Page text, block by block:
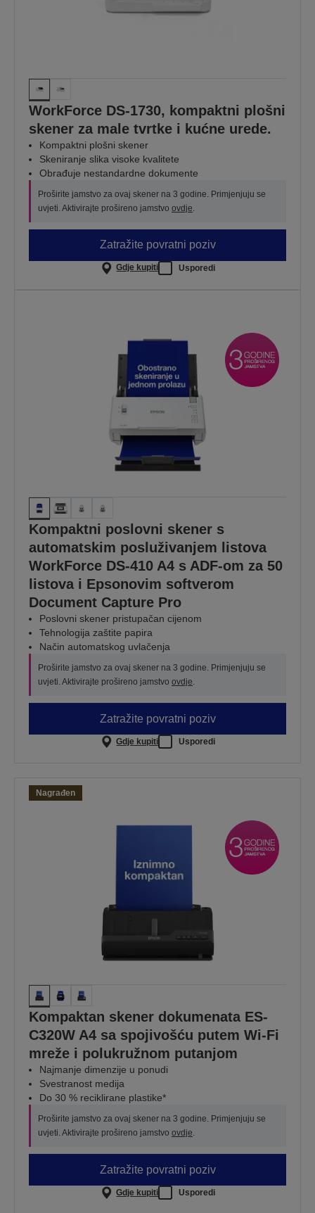
WorkForce DS-1730, kompaktni plošni
skener za male tvrtke i kućne urede.
Kompaktni plošni skener
Skeniranje slika visoke kvalitete
Obrađuje nestandardne dokumente
Proširite jamstvo za ovaj skener na 3 godine. Primjenjuju se
uvjeti. Aktivirajte prošireno jamstvo ovdje.
Zatražite povratni poziv
Gdje kupiti Usporedi
Kompaktni poslovni skener s
automatskim posluživanjem listova
WorkForce DS-410 A4 s ADF-om za 50
listova i Epsonovim softverom
Document Capture Pro
Poslovni skener pristupačan cijenom
Tehnologija zaštite papira
Način automatskog uvlačenja
Proširite jamstvo za ovaj skener na 3 godine. Primjenjuju se
uvjeti. Aktivirajte prošireno jamstvo ovdje.
Zatražite povratni poziv
Gdje kupiti Usporedi
Nagrađen
Kompaktan skener dokumenata ES-
C320W A4 sa spojivošću putem Wi-Fi
mreže i polukružnom putanjom
Najmanje dimenzije u ponudi
Svestranost medija
Do 30 % reciklirane plastike*
Proširite jamstvo za ovaj skener na 3 godine. Primjenjuju se
uvjeti. Aktivirajte prošireno jamstvo ovdje.
Zatražite povratni poziv
Gdje kupiti Usporedi